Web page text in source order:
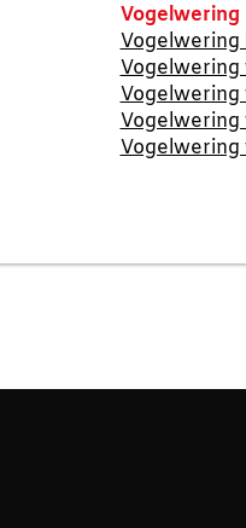
Vogelwering
Vogelwering
Vogelwering
Vogelwering
Vogelwering